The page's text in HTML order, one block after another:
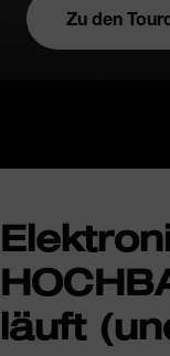
Zu den
läuft